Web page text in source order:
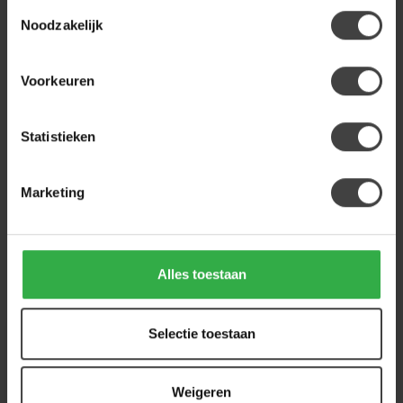
Noodzakelijk
Voorkeuren
Statistieken
Marketing
Alles toestaan
Selectie toestaan
Weigeren
Benoa Kast Industrial Mango -
2 deurs
599,00
449,00
Heb je een vraag over dit product?
Of heb je hulp nodig bij de bestelling? Neem
+31 224 850
Recent bekeken